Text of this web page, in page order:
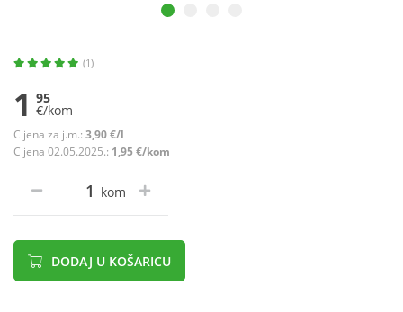
(1)
1 95
€/kom
Cijena za j.m.: 3,90 €/l
Cijena 02.05.2025.: 1,95 €/kom
kom
DODAJ U KOŠARICU